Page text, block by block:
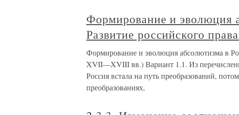
Формирование и эволюция
Развитие российского
Формирование и эволюция абсолютизма в
XVII—XVIII вв.) Вариант 1.1. Из
Россия встала на путь преобразований,
преобразованиях,